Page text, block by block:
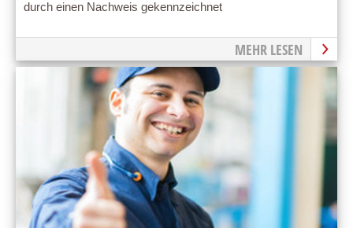
durch einen Nachweis gekennzeichnet
MEHR LESEN